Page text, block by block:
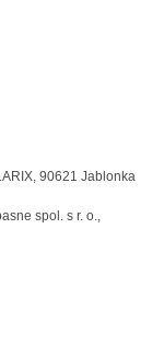
90621 Jablonka
spol. s r. o.,